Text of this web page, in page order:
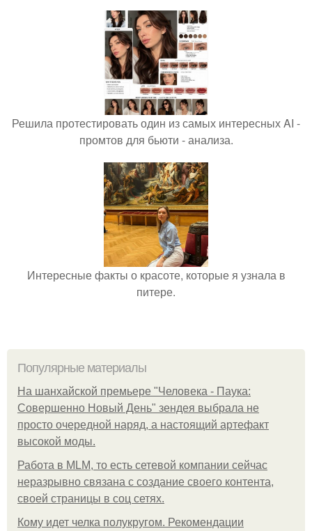
Решила протестировать один из самых интересных AI -
промтов для бьюти - анализа.
Интересные факты о красоте, которые я узнала в
питере.
Популярные материалы
На шанхайской премьере "Человека - Паука:
Совершенно Новый День" зендея выбрала не
просто очередной наряд, а настоящий артефакт
высокой моды.
Работа в MLM, то есть сетевой компании сейчас
неразрывно связана с создание своего контента,
своей страницы в соц сетях.
Кому идет челка полукругом. Рекомендации